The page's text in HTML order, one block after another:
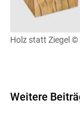
Holz statt Ziegel ©
Weitere